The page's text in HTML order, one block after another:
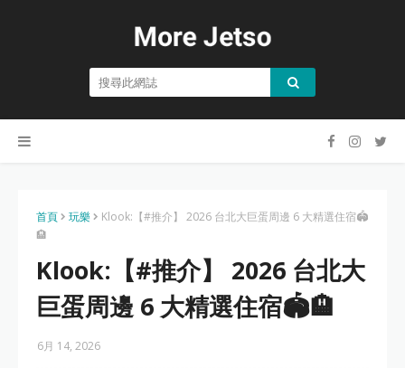
首頁 玩樂
Klook:【#推介】 2026 台北大巨蛋周邊 6 大精選住宿🏟️
🏨
Klook:【#推介】 2026 台北大
巨蛋周邊 6 大精選住宿🏟️🏨
6月 14, 2026